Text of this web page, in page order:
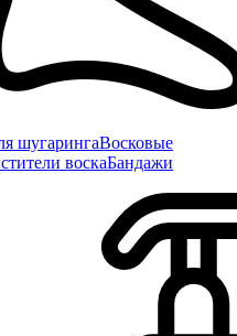
шугарингаВосковые
воскаБандажи